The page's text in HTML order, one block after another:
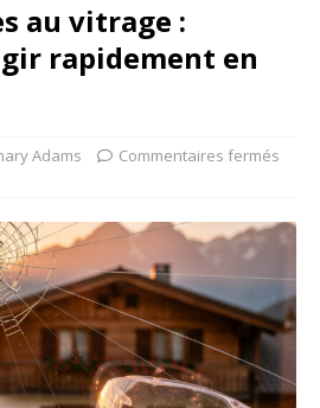
au vitrage :
rapidement en
Adams Commentaires fermés